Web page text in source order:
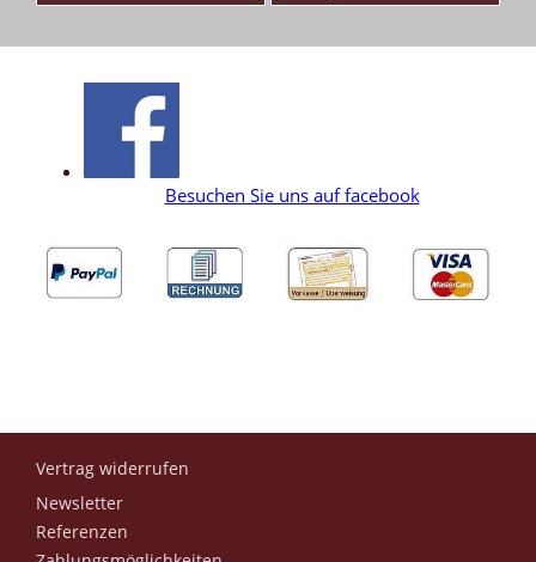
Besuchen Sie uns auf facebook
Vertrag widerrufen
Newsletter
Referenzen